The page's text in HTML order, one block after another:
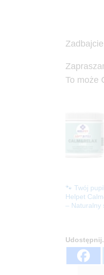
To może
🐾 Twój
Helpet
– Naturalny